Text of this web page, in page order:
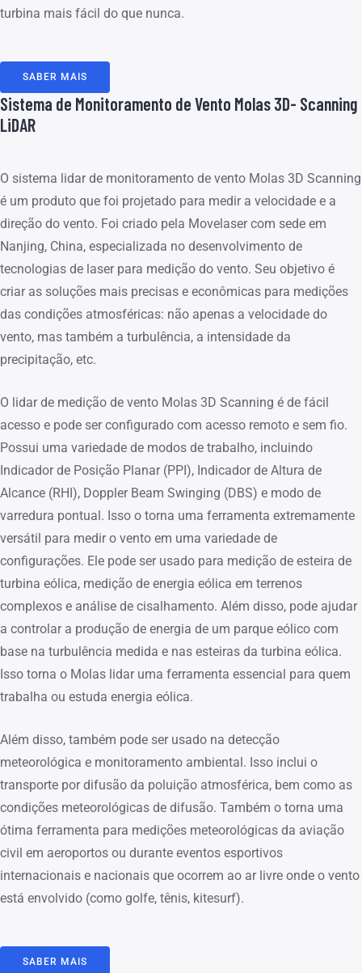
turbina mais fácil do que nunca.
SABER MAIS
Sistema de Monitoramento de Vento Molas 3D- Scanning
LiDAR
O sistema lidar de monitoramento de vento Molas 3D Scanning
é um produto que foi projetado para medir a velocidade e a
direção do vento. Foi criado pela Movelaser com sede em
Nanjing, China, especializada no desenvolvimento de
tecnologias de laser para medição do vento. Seu objetivo é
criar as soluções mais precisas e econômicas para medições
das condições atmosféricas: não apenas a velocidade do
vento, mas também a turbulência, a intensidade da
precipitação, etc.
O lidar de medição de vento Molas 3D Scanning é de fácil
acesso e pode ser configurado com acesso remoto e sem fio.
Possui uma variedade de modos de trabalho, incluindo
Indicador de Posição Planar (PPI), Indicador de Altura de
Alcance (RHI), Doppler Beam Swinging (DBS) e modo de
varredura pontual. Isso o torna uma ferramenta extremamente
versátil para medir o vento em uma variedade de
configurações. Ele pode ser usado para medição de esteira de
turbina eólica, medição de energia eólica em terrenos
complexos e análise de cisalhamento. Além disso, pode ajudar
a controlar a produção de energia de um parque eólico com
base na turbulência medida e nas esteiras da turbina eólica.
Isso torna o Molas lidar uma ferramenta essencial para quem
trabalha ou estuda energia eólica.
Além disso, também pode ser usado na detecção
meteorológica e monitoramento ambiental. Isso inclui o
transporte por difusão da poluição atmosférica, bem como as
condições meteorológicas de difusão. Também o torna uma
ótima ferramenta para medições meteorológicas da aviação
civil em aeroportos ou durante eventos esportivos
internacionais e nacionais que ocorrem ao ar livre onde o vento
está envolvido (como golfe, tênis, kitesurf).
SABER MAIS